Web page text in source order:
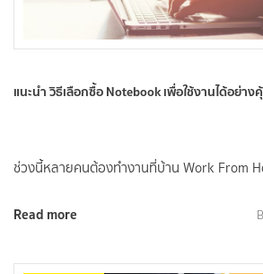
แนะนำ วิธีเลือกซื้อ Notebook เพื่อใช้งานได้อย่าง
ช่วงนี้หลายคนต้องทำงานที่บ้าน Work From
Read more